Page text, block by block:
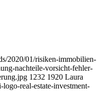
2020/01/risiken-immobilien-
nachteile-vorsicht-fehler-
1232 1920 Laura
real-estate-investment-